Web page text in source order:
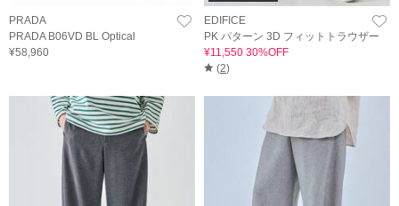
PRADA
PRADA B06VD BL Optical
¥58,960
EDIFICE
PK パターン 3D フィットトラウザー
¥11,550 30%OFF
(2)